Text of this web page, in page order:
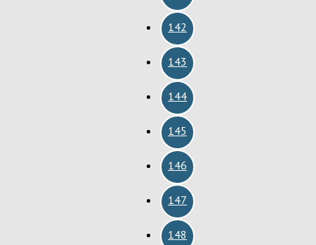
142
143
144
145
146
147
148